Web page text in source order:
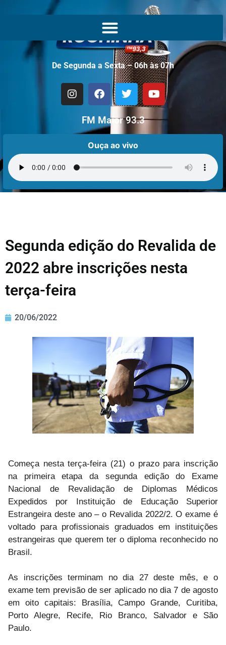
De Segunda a Sexta – 06h às 07h
FM Maior 93.3
Ouça ao vivo
Segunda edição do Revalida de
2022 abre inscrições nesta
terça-feira
20/06/2022
Começa nesta terça-feira (21) o prazo para inscrição
na primeira etapa da segunda edição do Exame
Nacional de Revalidação de Diplomas Médicos
Expedidos por Instituição de Educação Superior
Estrangeira deste ano – o Revalida 2022/2. O exame é
voltado para profissionais graduados em instituições
estrangeiras que querem ter o diploma reconhecido no
Brasil.
As inscrições terminam no dia 27 deste mês, e o
exame tem previsão de ser aplicado no dia 7 de agosto
em oito capitais: Brasília, Campo Grande, Curitiba,
Porto Alegre, Recife, Rio Branco, Salvador e São
Paulo.